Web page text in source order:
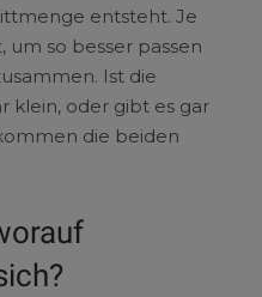
entsteht. Je
so besser passen
Ist die
klein, oder gibt es gar
die beiden